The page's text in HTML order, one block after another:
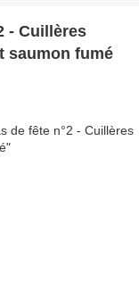
- Cuillères
saumon fumé